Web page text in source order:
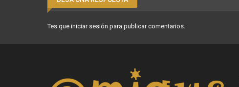
Tes que iniciar sesión para publicar comentarios.